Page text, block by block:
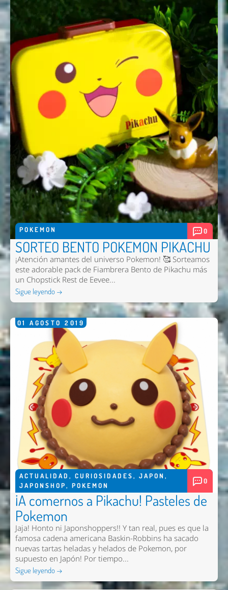
POKEMON 0
SORTEO BENTO POKEMON PIKACHU
¡Atención amantes del universo Pokemon! 🥰 Sorteamos
este adorable pack de Fiambrera Bento de Pikachu más
un Chopstick Rest de Eevee...
Sigue leyendo →
01 AGOSTO 2019
ACTUALIDAD , CURIOSIDADES, JAPON ,
JAPONSHOP, POKEMON
0
¡A comernos a Pikachu! Pasteles de
Pokemon
Jaja! Honto ni Japonshoppers!! Y tan real, pues es que la
famosa cadena americana Baskin-Robbins ha sacado
nuevas tartas heladas y helados de Pokemon, por
supuesto en Japón! Por tiempo...
Sigue leyendo →